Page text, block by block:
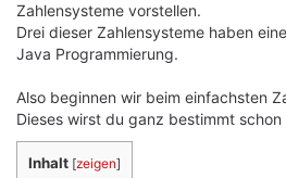
Zahlensysteme vorstellen.
Drei dieser Zahlensysteme haben
Java Programmierung.
Also beginnen wir beim einfachsten
Dieses wirst du ganz bestimmt schon
Inhalt [zeigen]